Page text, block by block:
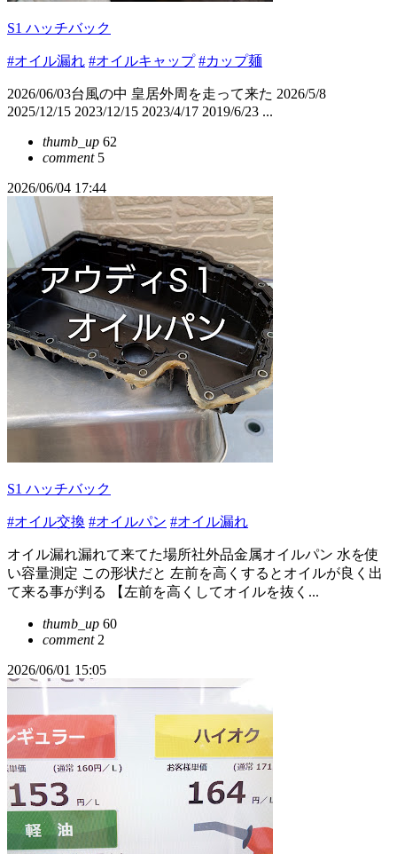
S1 ハッチバック
#オイル漏れ #オイルキャップ #カップ麺
2026/06/03台風の中 皇居外周を走って来た 2026/5/8
2025/12/15 2023/12/15 2023/4/17 2019/6/23 ...
thumb_up 62
comment5
2026/06/04 17:44
S1 ハッチバック
#オイル交換 #オイルパン #オイル漏れ
オイル漏れ漏れて来てた場所社外品金属オイルパン 水を使
い容量測定 この形状だと 左前を高くするとオイルが良く出
て来る事が判る 【左前を高くしてオイルを抜く...
thumb_up 60
comment2
2026/06/01 15:05